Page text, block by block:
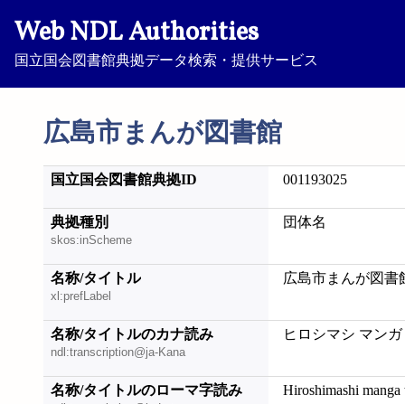
Web NDL Authorities
国立国会図書館典拠データ検索・提供サービス
広島市まんが図書館
国立国会図書館典拠ID 001193025
典拠種別
skos:inScheme
団体名
名称/タイトル
xl:prefLabel
広島市まんが図書
名称/タイトルのカナ読み
ndl:transcription@ja-Kana
ヒロシマシ マン
名称/タイトルのローマ字読み Hiroshimashi manga